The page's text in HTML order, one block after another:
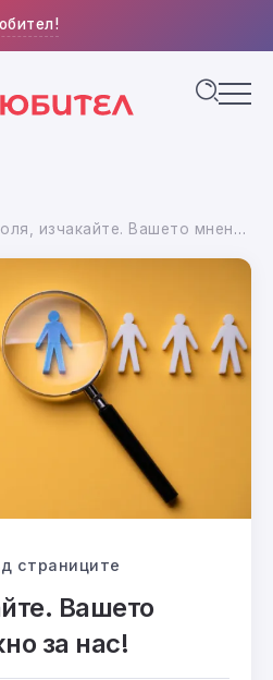
изчакайте. Вашето мнение е важно за нас!
страниците
Вашето
за нас!